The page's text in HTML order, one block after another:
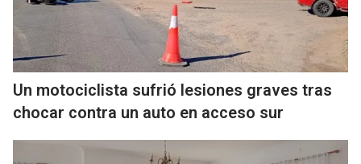
Un motociclista sufrió lesiones graves tras
chocar contra un auto en acceso sur